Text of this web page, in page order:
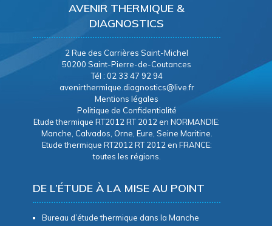
AVENIR THERMIQUE &
DIAGNOSTICS
2 Rue des Carrières Saint-Michel
50200 Saint-Pierre-de-Coutances
Tél : 02 33 47 92 94
avenirthermique.diagnostics@live.fr
Mentions légales
Politique de Confidentialité
Etude thermique RT2012 RT 2012 en NORMANDIE:
Manche, Calvados, Orne, Eure, Seine Maritine.
Etude thermique RT2012 RT 2012 en FRANCE:
toutes les régions.
DE L’ÉTUDE À LA MISE AU POINT
Bureau d’étude thermique dans la Manche